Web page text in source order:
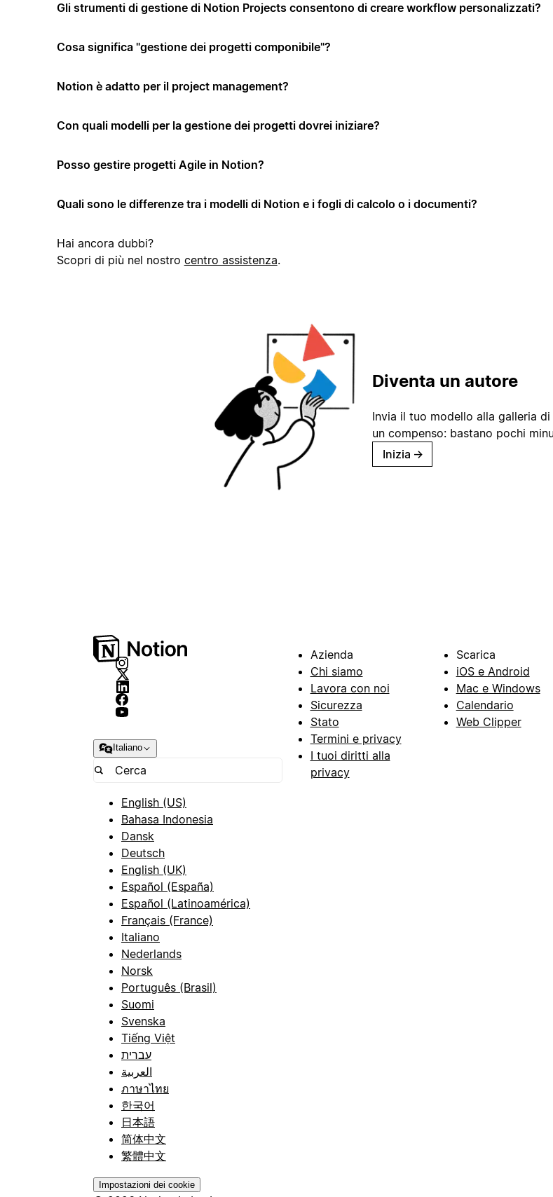
Gli strumenti di gestione di Notion Projects consentono di creare workflow personalizzati?
Cosa significa "gestione dei progetti componibile"?
Notion è adatto per il project management?
Con quali modelli per la gestione dei progetti dovrei iniziare?
Posso gestire progetti Agile in Notion?
Quali sono le differenze tra i modelli di Notion e i fogli di calcolo o i documenti?
Hai ancora dubbi?
Scopri di più nel nostro centro assistenza.
Diventa un autore
Invia il tuo modello alla galleria
un compenso: bastano pochi
Inizia →
Italiano
English (US)
Bahasa Indonesia
Dansk
Deutsch
English (UK)
Español (España)
Español (Latinoamérica)
Français (France)
Italiano
Nederlands
Norsk
Português (Brasil)
Suomi
Svenska
Tiếng Việt
עברית
العربية
ภาษาไทย
한국어
日本語
简体中文
繁體中文
Impostazioni dei cookie
Azienda
Chi siamo
Lavora con noi
Sicurezza
Stato
Termini e privacy
I tuoi diritti alla
privacy
Scarica
iOS e Android
Mac e Windows
Calendario
Web Clipper